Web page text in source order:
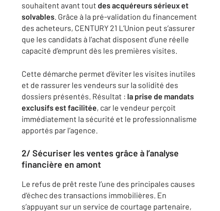
souhaitent avant tout des acquéreurs sérieux et
solvables. Grâce à la pré-validation du financement
des acheteurs, CENTURY 21 L’Union peut s’assurer
que les candidats à l’achat disposent d’une réelle
capacité d’emprunt dès les premières visites.
Cette démarche permet d’éviter les visites inutiles
et de rassurer les vendeurs sur la solidité des
dossiers présentés. Résultat : la prise de mandats
exclusifs est facilitée, car le vendeur perçoit
immédiatement la sécurité et le professionnalisme
apportés par l’agence.
2/ Sécuriser les ventes grâce à l’analyse
financière en amont
Le refus de prêt reste l’une des principales causes
d’échec des transactions immobilières. En
s’appuyant sur un service de courtage partenaire,